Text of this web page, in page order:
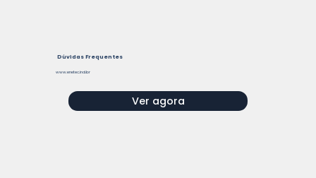
Dúvidas Frequentes
www.enetec.ind.br
Ver agora